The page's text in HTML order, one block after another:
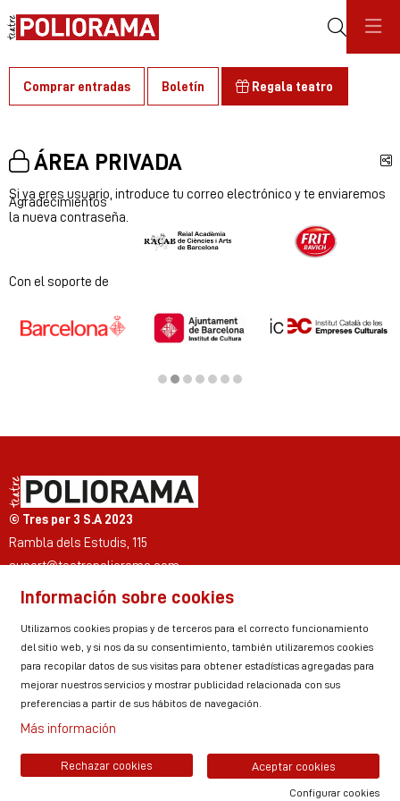
Comprar entradas Boletín Regala teatro
ÁREA PRIVADA
Si ya eres usuario, introduce tu correo electrónico y te enviaremos
la nueva contraseña.
Agradecimientos
Diapositiva 1 de 2
Con el soporte de
© Tres per 3 S.A 2023
Rambla dels Estudis, 115
suport@teatrepoliorama.com
Link a instagram
Link a youtube
Link a twitter
Link a facebook
Link a ticktok
Link a linkedin
Sitemap Aviso Legal
Uso de Cookies
Política de privacidad
Información sobre cookies
Utilizamos cookies propias y de terceros para el correcto funcionamiento
del sitio web, y si nos da su consentimiento, también utilizaremos cookies
para recopilar datos de sus visitas para obtener estadísticas agregadas para
mejorar nuestros servicios y mostrar publicidad relacionada con sus
preferencias a partir de sus hábitos de navegación.
Más información
Aceptar cookies
Rechazar cookies
Configurar cookies